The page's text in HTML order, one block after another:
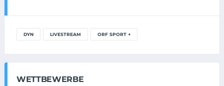
DYN LIVESTREAM ORF SPORT +
WETTBEWERBE